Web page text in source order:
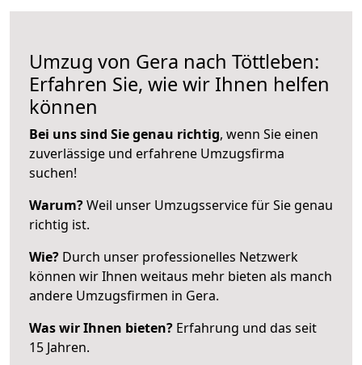
Umzug von Gera nach Töttleben:
Erfahren Sie, wie wir Ihnen helfen
können
Bei uns sind Sie genau richtig, wenn Sie einen
zuverlässige und erfahrene Umzugsfirma
suchen!
Warum?Weil unser Umzugsservice für Sie genau
richtig ist.
Wie? Durch unser professionelles Netzwerk
können wir Ihnen weitaus mehr bieten als manch
andere Umzugsfirmen in Gera.
Was wir Ihnen bieten? Erfahrung und das seit
15 Jahren.